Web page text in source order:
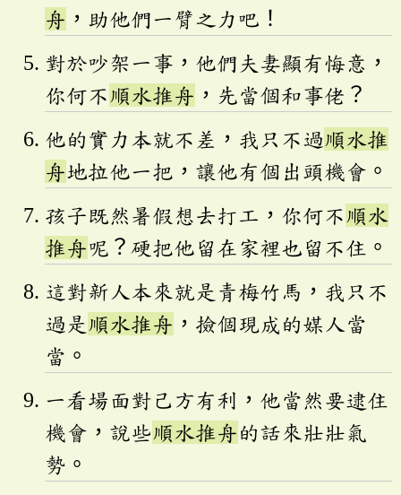
舟 ，助他們一臂之力吧！
對於吵架一事，他們夫妻顯有悔意，
你何不順水推舟 ，先當個和事佬？
他的實力本就不差，我只不過順水推
舟地拉他一把，讓他有個出頭機會。
孩子既然暑假想去打工，你何不順水
推舟呢？硬把他留在家裡也留不住。
這對新人本來就是青梅竹馬，我只不
過是 順水推舟 ，撿個現成的媒人當
當。
一看場面對己方有利，他當然要逮住
機會，說些順水推舟的話來壯壯氣
勢。